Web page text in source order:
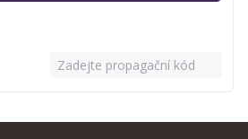
Zadejte propagační kód